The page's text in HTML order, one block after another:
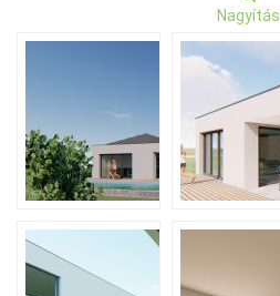
Nagyítás